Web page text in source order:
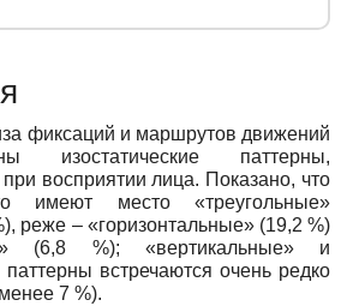
фиксаций и маршрутов движений
изостатические паттерны,
восприятии лица. Показано, что
имеют место «треугольные»
реже – «горизонтальные» (19,2 %)
(6,8 %); «вертикальные» и
встречаются очень редко
7 %).